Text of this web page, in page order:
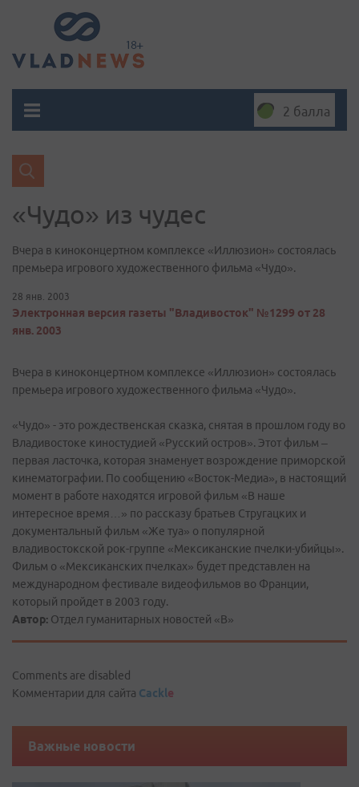
2 балла
«Чудо» из чудес
Вчера в киноконцертном комплексе «Иллюзион» состоялась
премьера игрового художественного фильма «Чудо».
28 янв. 2003
Электронная версия газеты "Владивосток" №1299 от 28
янв. 2003
Вчера в киноконцертном комплексе «Иллюзион» состоялась
премьера игрового художественного фильма «Чудо».
«Чудо» - это рождественская сказка, снятая в прошлом году во
Владивостоке киностудией «Русский остров». Этот фильм –
первая ласточка, которая знаменует возрождение приморской
кинематографии. По сообщению «Восток-Медиа», в настоящий
момент в работе находятся игровой фильм «В наше
интересное время…» по рассказу братьев Стругацких и
документальный фильм «Же туа» о популярной
владивостокской рок-группе «Мексиканские пчелки-убийцы».
Фильм о «Мексиканских пчелках» будет представлен на
международном фестивале видеофильмов во Франции,
который пройдет в 2003 году.
Автор: Отдел гуманитарных новостей «В»
Comments are disabled
Комментарии для сайта Cackle
Важные новости